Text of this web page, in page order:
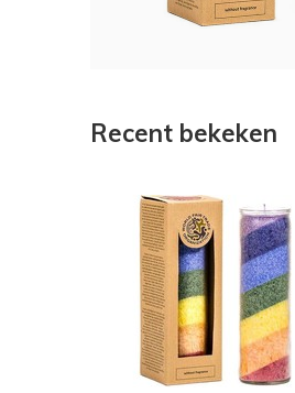
Recent bekeken